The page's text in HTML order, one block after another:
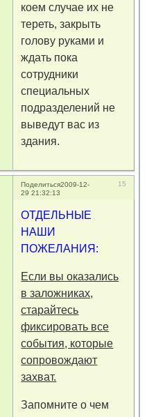
коем случае их не
тереть, закрыть
голову руками и
ждать пока
сотрудники
специальных
подразделений не
выведут вас из
здания.
Поделиться 15
2009-12-
29 21:32:13
ОТДЕЛЬНЫЕ
НАШИ
ПОЖЕЛАНИЯ:
Если вы оказались
в заложниках,
старайтесь
фиксировать все
события, которые
сопровождают
захват.
Запомните о чем